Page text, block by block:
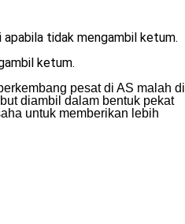
apabila tidak mengambil ketum.
ketum.
pesat di AS malah di
diambil dalam bentuk pekat
untuk memberikan lebih